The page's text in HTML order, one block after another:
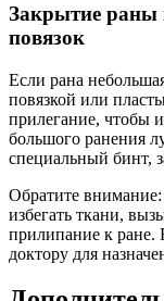
Закрытие раны
повязок
Если рана
повязкой или
прилегание, чтобы
большого ранения
специальный бинт,
Обратите внимание:
избегать ткани,
прилипание к ране.
доктору для